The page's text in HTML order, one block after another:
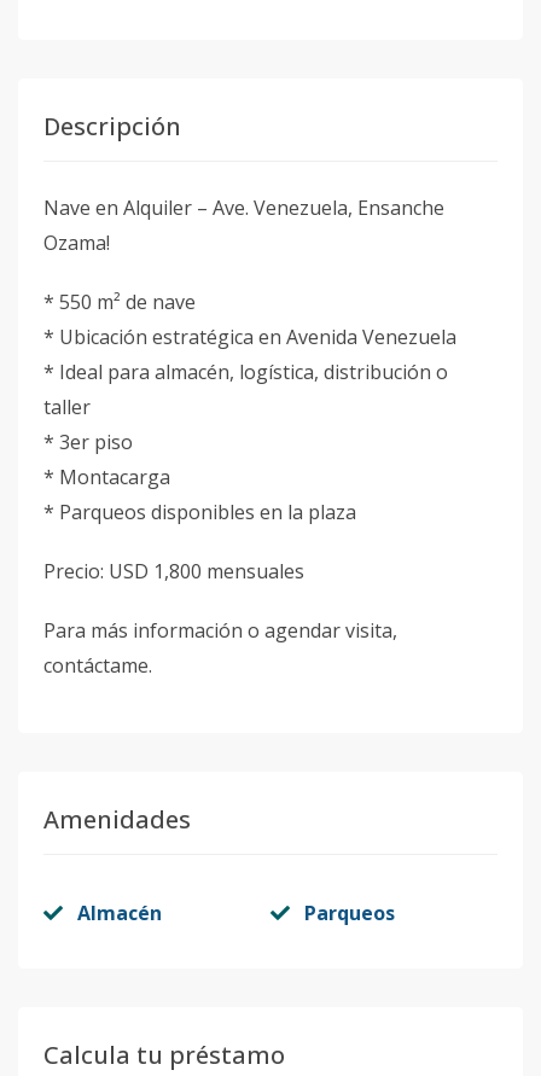
Descripción
Nave en Alquiler – Ave. Venezuela, Ensanche
Ozama!
* 550 m² de nave
* Ubicación estratégica en Avenida Venezuela
* Ideal para almacén, logística, distribución o
taller
* 3er piso
* Montacarga
* Parqueos disponibles en la plaza
Precio: USD 1,800 mensuales
Para más información o agendar visita,
contáctame.
Amenidades
Almacén Parqueos
Calcula tu préstamo